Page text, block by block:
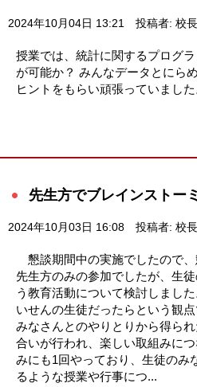
2024年10月04日 13:21 投稿者: 校長
授業では、統計に関するプログ
が可能か？ みんなデータとにら
ヒントをもらい頑張っていました
先生方でブレインストー
2024年10月03日 16:08 投稿者: 校長
懇談期間中の実施でしたので
先生方のみの参加でしたが、生
う教育活動について検討しまし
いせんの生徒だったらという観
みなさんとのやりとりから得ら
合いが行われ、楽しい取組みに
みにも1回やっており、生徒のみ
るような授業や行事につ...